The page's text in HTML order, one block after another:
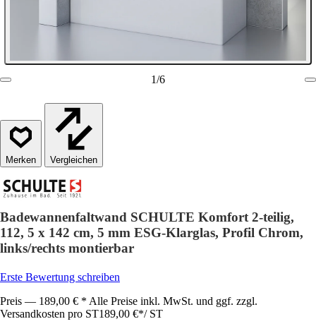
1/6
Vergleichen
Badewannenfaltwand SCHULTE Komfort 2-teilig,
112, 5 x 142 cm, 5 mm ESG-Klarglas, Profil Chrom,
links/rechts montierbar
Erste Bewertung schreiben
Preis — 189,00 € * Alle Preise inkl. MwSt. und ggf. zzgl.
Versandkosten pro ST189,00 €*/ ST